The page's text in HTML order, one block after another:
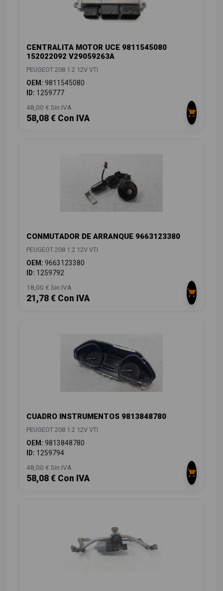
CENTRALITA MOTOR UCE 9811545080
152022092 V29059263A
PEUGEOT 208 1.2 12V VTI
OEM: 9811545080
ID: 1259777
48,00 € Sin IVA
58,08 € Con IVA
CONMUTADOR DE ARRANQUE 9663123380
PEUGEOT 208 1.2 12V VTI
OEM: 9663123380
ID: 1259792
18,00 € Sin IVA
21,78 € Con IVA
CUADRO INSTRUMENTOS 9813848780
PEUGEOT 208 1.2 12V VTI
OEM: 9813848780
ID: 1259794
48,00 € Sin IVA
58,08 € Con IVA